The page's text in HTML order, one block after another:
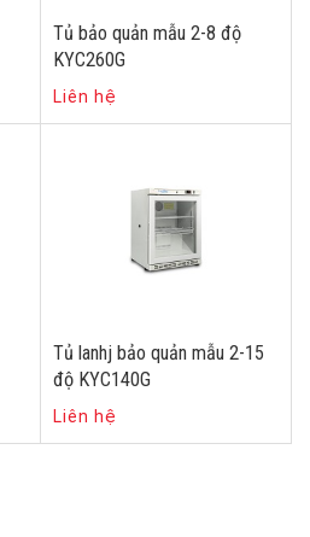
Tủ bảo quản mẫu 2-8 độ
KYC260G
Liên hệ
Tủ lanhj bảo quản mẫu 2-15
độ KYC140G
Liên hệ